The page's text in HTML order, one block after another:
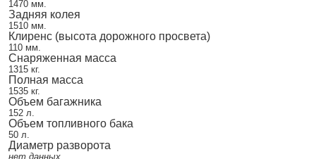
1470 мм.
Задняя колея
1510 мм.
Клиренс (высота дорожного просвета)
110 мм.
Снаряженная масса
1315 кг.
Полная масса
1535 кг.
Объем багажника
152 л.
Объем топливного бака
50 л.
Диаметр разворота
нет данных